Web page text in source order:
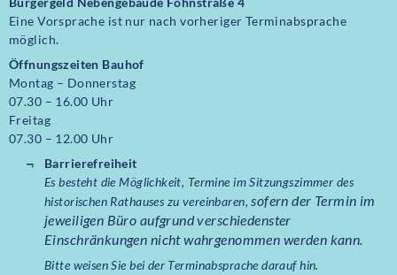
Eine Vorsprache ist nur nach vorheriger Terminabsprache
möglich.
Öffnungszeiten Bauhof
Montag – Donnerstag
07.30 – 16.00 Uhr
Freitag
07.30 – 12.00 Uhr
Barrierefreiheit
Es besteht die Möglichkeit, Termine im Sitzungszimmer des
historischen Rathauses zu vereinbaren,sofern der Termin im
jeweiligen Büro aufgrund verschiedenster
Einschränkungen nicht wahrgenommen werden kann.
Bitte weisen Sie bei der Terminabsprache darauf hin.